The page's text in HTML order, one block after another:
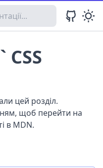
цей розділ.
щоб перейти на
в MDN.